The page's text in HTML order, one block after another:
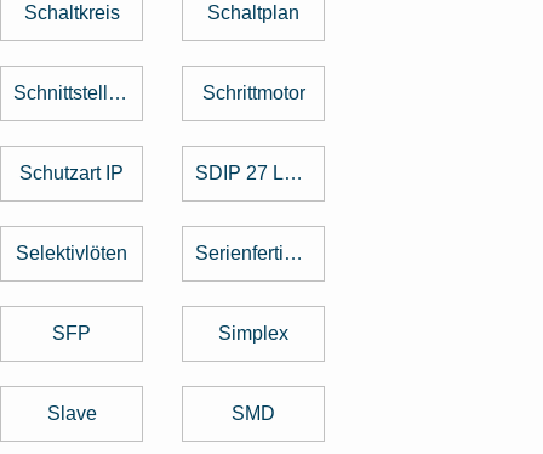
Schaltkreis Schaltplan
Schnittstellenkarte Schrittmotor
Schutzart IP SDIP 27 Level
Selektivlöten Serienfertigung
SFP Simplex
Slave SMD